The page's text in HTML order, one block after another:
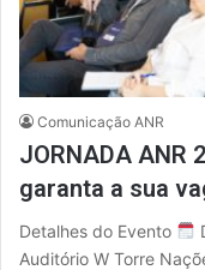
Comunicação ANR
JORNADA ANR
garanta a sua
Detalhes do Evento
Auditório W Torre